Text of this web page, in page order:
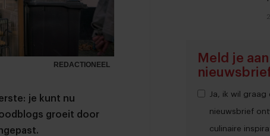
REDACTIONEEL
je kunt nu
groeit door
Meld je
Ja, ik wil
nieuwsbrief
culinaire